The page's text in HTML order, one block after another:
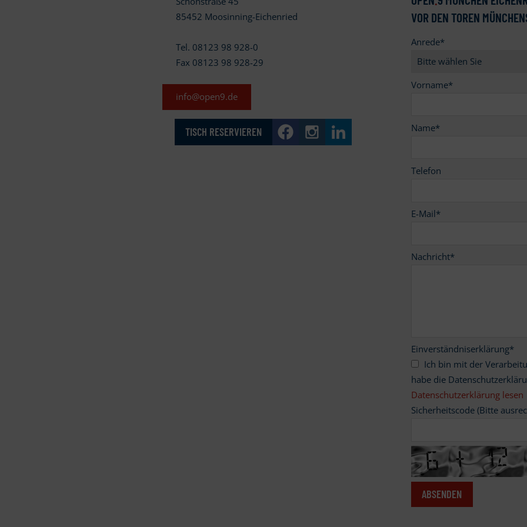
85452 Moosinning-Eichenried
Tel. 08123 98 928-0
Fax 08123 98 928-29
info@open9.de
TISCH RESERVIEREN
VOR DEN TOREN
Anrede*
Vorname*
Name*
Telefon
E-Mail*
Nachricht*
Einverständniserklärung*
habe die
Datenschutzerklärung lesen
Sicherheitscode (Bitte